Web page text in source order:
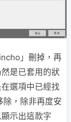
」刪掉，再
是已套用的狀
選項中已經找
，除非再度安
示出這款字